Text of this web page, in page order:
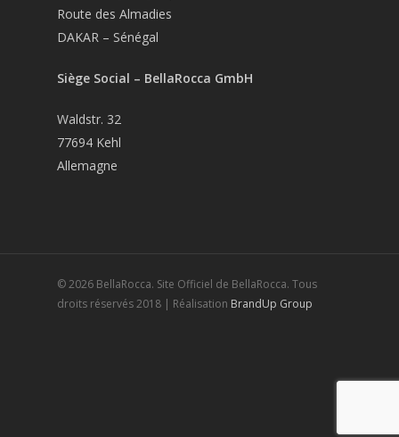
Route des Almadies
DAKAR – Sénégal
Siège Social – BellaRocca GmbH
Waldstr. 32
77694 Kehl
Allemagne
© 2026 BellaRocca. Site Officiel de BellaRocca. Tous
droits réservés 2018 | Réalisation BrandUp Group